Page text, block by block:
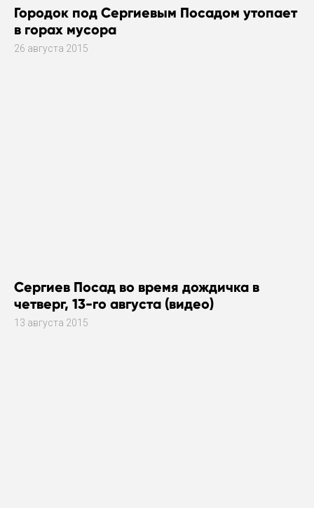
Городок под Сергиевым Посадом утопает
в горах мусора
26 августа 2015
Сергиев Посад во время дождичка в
четверг, 13-го августа (видео)
13 августа 2015